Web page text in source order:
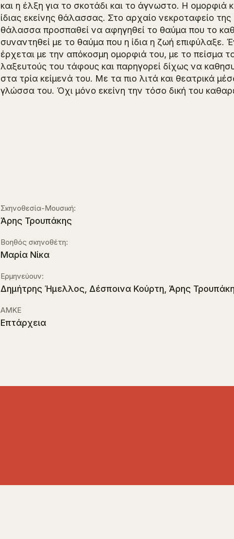
και η έλξη για το σκοτάδι και το άγνωστο. Η ομορφιά
ίδιας εκείνης θάλασσας. Στο αρχαίο νεκροταφείο
θάλασσα προσπαθεί να αφηγηθεί το θαύμα που το
συναντηθεί με το θαύμα που η ίδια η ζωή
έρχεται με την απόκοσμη ομορφιά του, με το πείσμα
λαξευτούς του τάφους και παρηγορεί δίχως να
στα τρία κείμενά του. Με τα πιο λιτά και θεατρικά
γλώσσα του. Όχι μόνο εκείνη την τόσο δική του
Σκηνοθεσία-Μουσική:
Άρης Τρουπάκης
Βοηθός σκηνοθέτη:
Μαρία Νίκα
Ερμηνεύουν:
Δημήτρης Ήμελλος, Δέσποινα Κούρτη, Άρης
ΑΜΚΕ
Επτάρχεια